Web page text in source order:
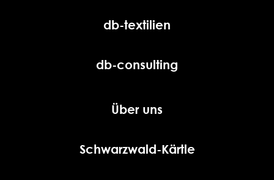
db-textilien
db-consulting
Über uns
Schwarzwald-Kärtle